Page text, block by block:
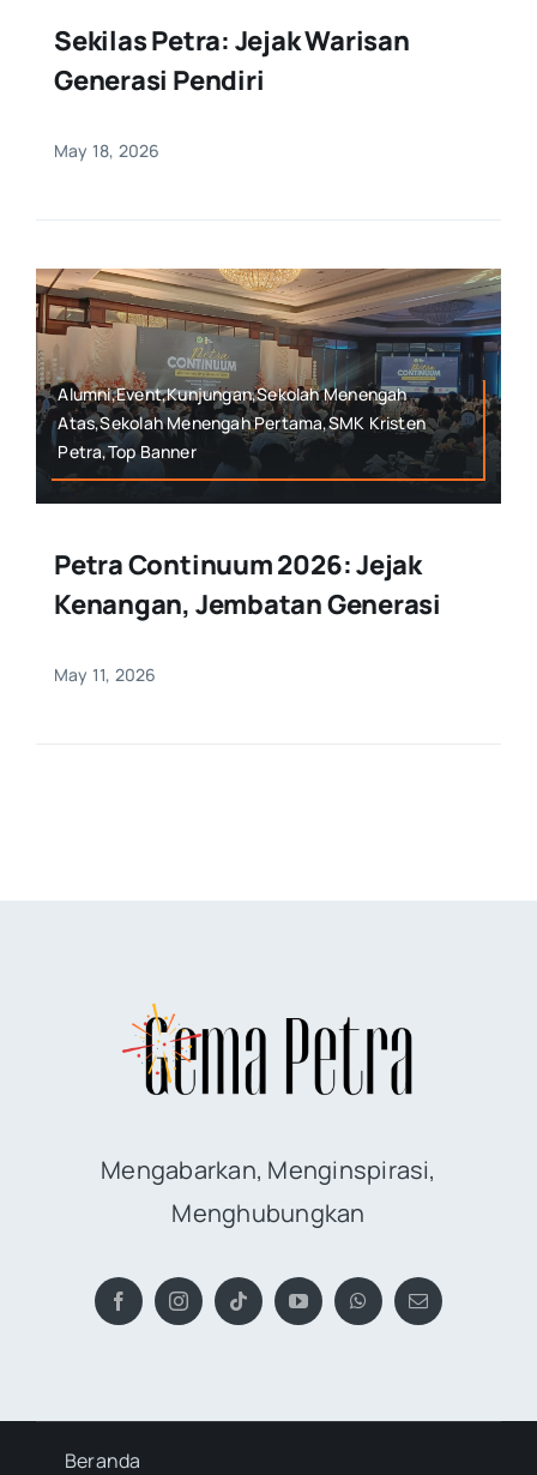
Sekilas Petra: Jejak Warisan
Generasi Pendiri
May 18, 2026
Alumni,Event,Kunjungan,Sekolah Menengah
Atas,Sekolah Menengah Pertama,SMK Kristen
Petra,Top Banner
Petra Continuum 2026: Jejak
Kenangan, Jembatan Generasi
May 11, 2026
Mengabarkan, Menginspirasi,
Menghubungkan
Beranda